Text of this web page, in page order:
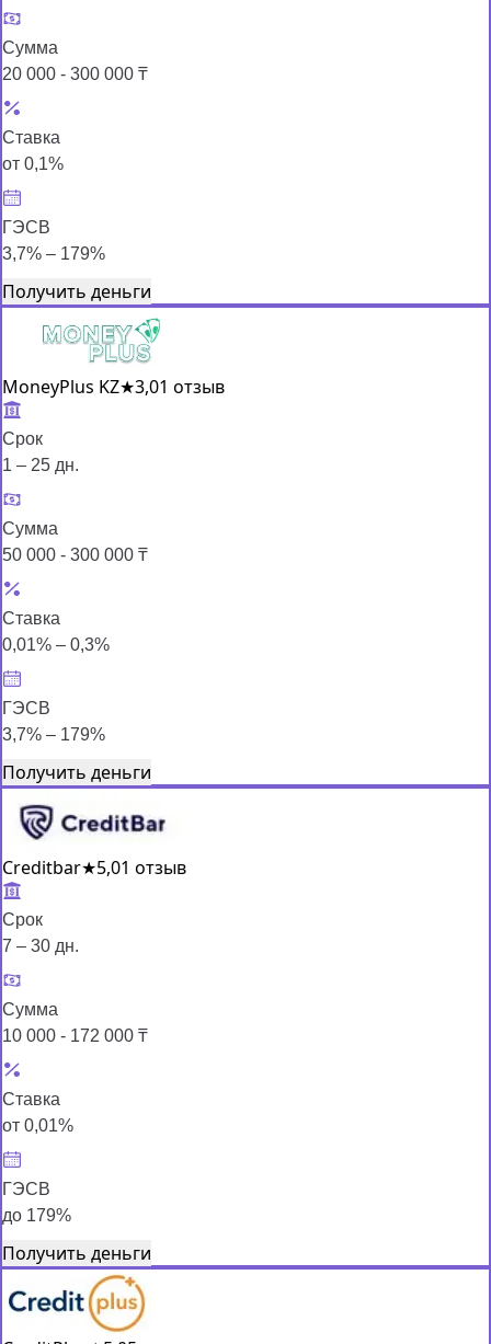
Сумма
20 000 - 300 000 ₸
Ставка
от 0,1%
ГЭСВ
3,7% – 179%
Получить деньги
MoneyPlus KZ★3,01 отзыв
Срок
1 – 25 дн.
Сумма
50 000 - 300 000 ₸
Ставка
0,01% – 0,3%
ГЭСВ
3,7% – 179%
Получить деньги
Creditbar★5,01 отзыв
Срок
7 – 30 дн.
Сумма
10 000 - 172 000 ₸
Ставка
от 0,01%
ГЭСВ
до 179%
Получить деньги